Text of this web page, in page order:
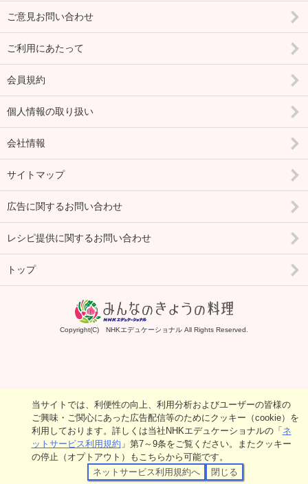
ご意見お問い合わせ
ご利用にあたって
会員規約
個人情報の取り扱い
会社情報
サイトマップ
広告に関するお問い合わせ
レシピ提供に関するお問い合わせ
トップ
Copyright(C) NHKエデュケーショナル All Rights Reserved.
当サイトでは、利便性の向上、利用分析およびユーザーの皆様の
ご興味・ご関心にあった広告配信等のためにクッキー（cookie）を
利用しております。詳しくは当社NHKエデュケーショナルの「ネ
ットサービス利用規約 」第7～9条をご覧ください。またクッキー
の停止（オプトアウト）もこちらから可能です。
ネットサービス利用規約へ
閉じる